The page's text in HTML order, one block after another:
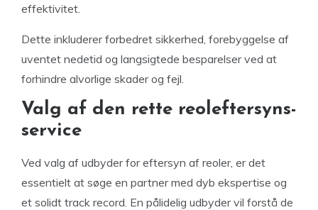
effektivitet.
Dette inkluderer forbedret sikkerhed, forebyggelse af
uventet nedetid og langsigtede besparelser ved at
forhindre alvorlige skader og fejl.
Valg af den rette reoleftersyns-
service
Ved valg af udbyder for eftersyn af reoler, er det
essentielt at søge en partner med dyb ekspertise og
et solidt track record. En pålidelig udbyder vil forstå de